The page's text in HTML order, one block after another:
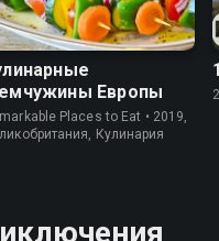
Европы
Places to Eat • 2019,
Кулинария